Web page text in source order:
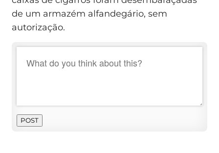
de um armazém alfandegário, sem
autorização.
POST